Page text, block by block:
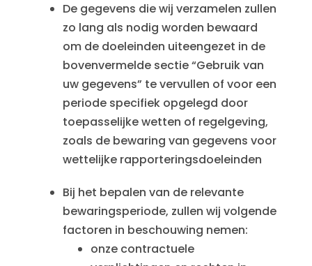
De gegevens die wij verzamelen zullen
zo lang als nodig worden bewaard
om de doeleinden uiteengezet in de
bovenvermelde sectie “Gebruik van
uw gegevens” te vervullen of voor een
periode specifiek opgelegd door
toepasselijke wetten of regelgeving,
zoals de bewaring van gegevens voor
wettelijke rapporteringsdoeleinden
Bij het bepalen van de relevante
bewaringsperiode, zullen wij volgende
factoren in beschouwing nemen:
onze contractuele